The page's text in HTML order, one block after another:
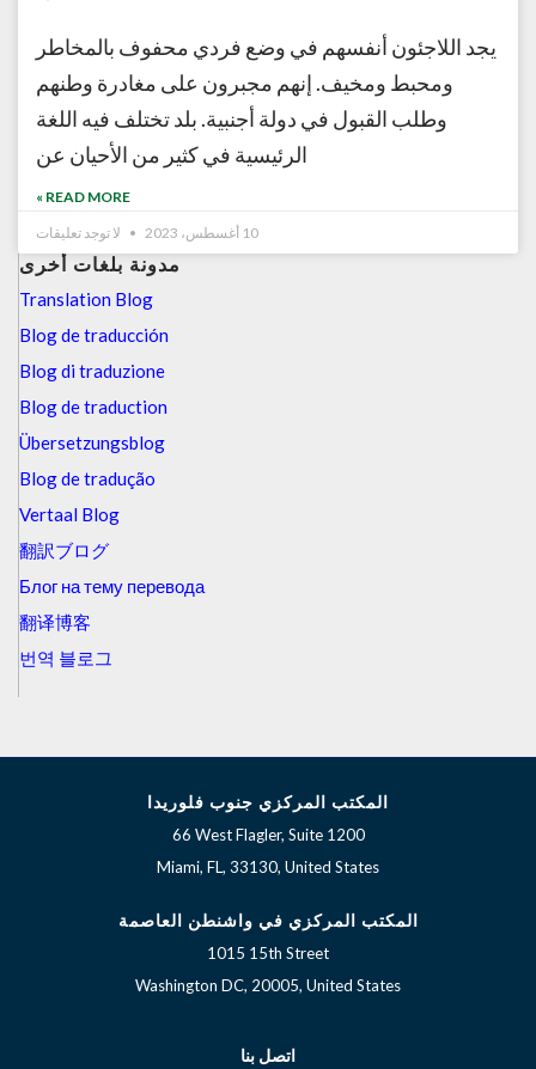
مدونة بلغات أخرى
Translation Blog
Blog de traducción
Blog di traduzione
Blog de traduction
Übersetzungsblog
Blog de tradução
Vertaal Blog
翻訳ブログ
Блог на тему перевода
翻译博客
번역 블로그
يجد اللاجئون أنفسهم في وضع فردي محفوف بالمخاطر
ومحبط ومخيف. إنهم مجبرون على مغادرة وطنهم
وطلب القبول في دولة أجنبية. بلد تختلف فيه اللغة
الرئيسية في كثير من الأحيان عن
READ MORE »
10 أغسطس، 2023
لا توجد تعليقات
المكتب المركزي جنوب فلوريدا
66 West Flagler, Suite 1200
Miami, FL, 33130, United States
المكتب المركزي في واشنطن العاصمة
1015 15th Street
Washington DC, 20005, United States
اتصل بنا